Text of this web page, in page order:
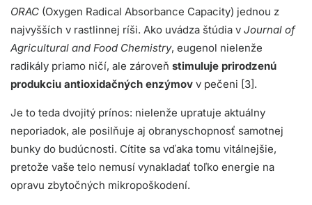
ORAC (Oxygen Radical Absorbance Capacity) jednou z
najvyšších v rastlinnej ríši. Ako uvádza štúdia v Journal of
Agricultural and Food Chemistry, eugenol nielenže
radikály priamo ničí, ale zároveň stimuluje prirodzenú
produkciu antioxidačných enzýmov v pečeni [3].
Je to teda dvojitý prínos: nielenže upratuje aktuálny
neporiadok, ale posilňuje aj obranyschopnosť samotnej
bunky do budúcnosti. Cítite sa vďaka tomu vitálnejšie,
pretože vaše telo nemusí vynakladať toľko energie na
opravu zbytočných mikropoškodení.